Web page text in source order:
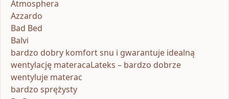
Atmosphera
Azzardo
Bad Bed
Balvi
bardzo dobry komfort snu i gwarantuje idealną
wentylację materacaLateks – bardzo dobrze
wentyluje materac
bardzo sprężysty